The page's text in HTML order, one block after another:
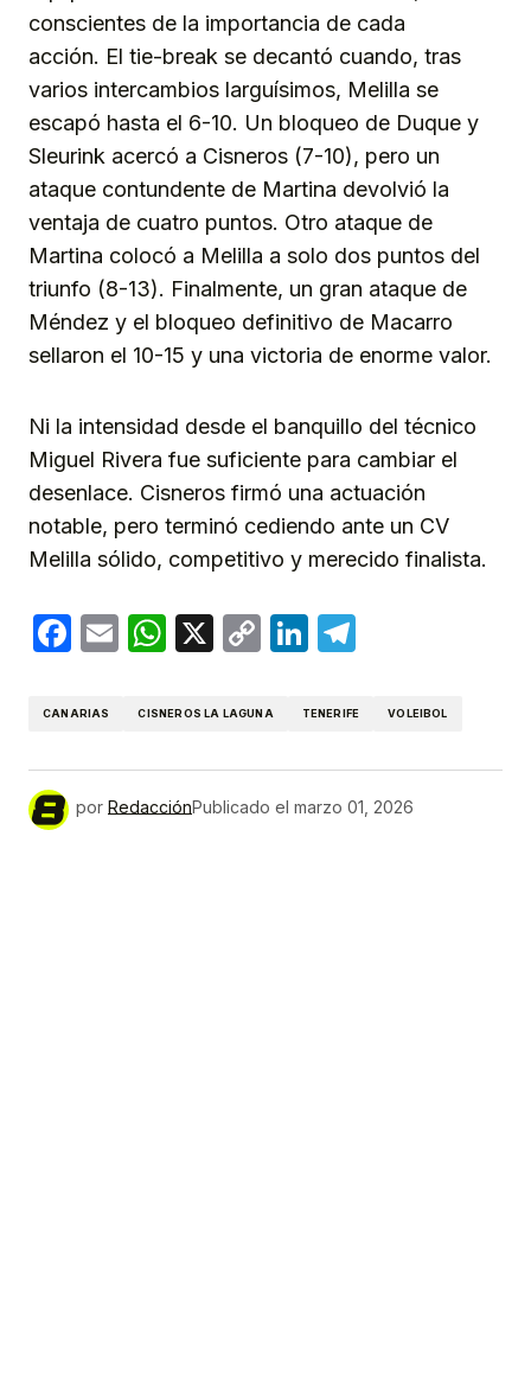
conscientes de la importancia de cada
acción. El tie-break se decantó cuando, tras
varios intercambios larguísimos, Melilla se
escapó hasta el 6-10. Un bloqueo de Duque y
Sleurink acercó a Cisneros (7-10), pero un
ataque contundente de Martina devolvió la
ventaja de cuatro puntos. Otro ataque de
Martina colocó a Melilla a solo dos puntos del
triunfo (8-13). Finalmente, un gran ataque de
Méndez y el bloqueo definitivo de Macarro
sellaron el 10-15 y una victoria de enorme valor.
Ni la intensidad desde el banquillo del técnico
Miguel Rivera fue suficiente para cambiar el
desenlace. Cisneros firmó una actuación
notable, pero terminó cediendo ante un CV
Melilla sólido, competitivo y merecido finalista.
Facebook
EmailWhatsApp
X
CopyLinkedIn
CANARIAS CISNEROS LA LAGUNA TENERIFE VOLEIBOL
por RedacciónPublicado el marzo 01, 2026